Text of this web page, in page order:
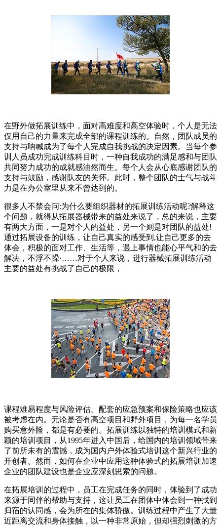
在野外做拓展训练中，面对高难度和高空体验时，个人是无法
仅用自己的力量来完成全部的课程训练的。自然，团队成员的
支持与呐喊成为了每个人完成自我挑战的决定因素。当每个参
训人员成功完成训练科目时，一种自我成功的满足感和与团队
共同努力成功的成就感油然而生。每个人会从心底感谢团队的
支持与鼓励，感谢队友的关怀。此时，整个团队的士气与战斗
力是在办公室里从来不曾达到的。
很多人不禁会问:为什么要组织器材的拓展训练活动呢?解释这
个问题，就得从拓展器械带来的益处来说了，总的来说，主要
有两大方面，一是对个人的益处，另一个则是对团队的益处!
通过拓展设备的训练，让自己真实的感受到,让自己更多的去
体会，积极的面对工作、生活等，遇上事情也能心平气和的去
解决，不浮不躁·……对于个人来说，进行器械拓展训练活动
主要的益处有挑战了自己的极限，
课程难易程度与风险评估。配套的应急预案和保险策略也应该
被考虑在内。无论是否有高空项目和野外项目，为每一名学员
购买意外险，都是有必要的。拓展训练以独特的培训模式和新
颖的培训项目，从1995年进入中国后，给国内的培训领域带来
了前所未有的震撼，成为国内户外体验式培训这个新兴行业的
开创者。然而，如何在企业中应用这种体验式的拓展培训加速
企业的团队建设也是企业应深刻思索的问题。
在拓展培训的过程中，员工在完成任务的同时，体验到了成功
来源于同伴的帮助与支持，这让员工在团体中体会到一种找到
归宿的认同感，会为所在的集体骄傲。训练过程中产生了大量
近距离交流和身体接触，以一种非常原始，但却强烈刺激的方